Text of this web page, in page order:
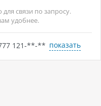
связи по запросу.
удобнее.
121-**-** показать